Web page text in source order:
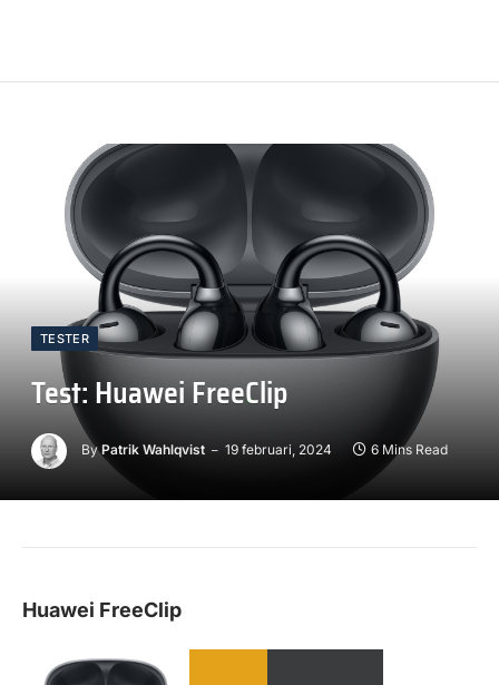
TESTER
Test: Huawei FreeClip
By Patrik Wahlqvist 19 februari, 2024 6 Mins Read
Huawei FreeClip